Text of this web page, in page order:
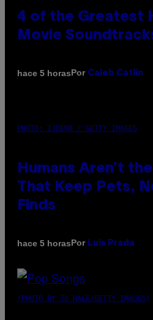
4 of the Greatest
Movie
hace 5 horasPor Caleb Catlin
PHOTO: IJDEMA / GETTY IMAGES
Humans Aren’t
That Keep Pets,
Finds
hace 5 horasPor Luis Prada
(PHOTO BY JO HALE/GETTY IMAGES)